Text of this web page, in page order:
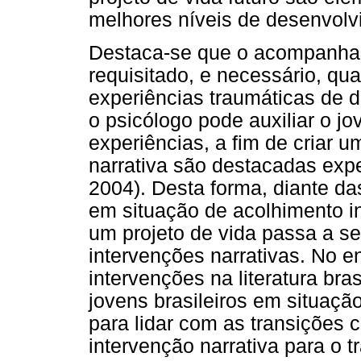
melhores níveis de
Destaca-se que o
requisitado, e necessário,
experiências traumáticas de
o psicólogo pode auxiliar o
experiências, a fim de criar
narrativa são destacadas
2004). Desta forma, diante
em situação de acolhimento
um projeto de vida passa a
intervenções narrativas. No
intervenções na literatura
jovens brasileiros em
para lidar com as transições
intervenção narrativa para o